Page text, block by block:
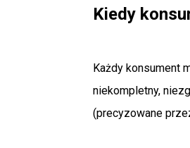
Kiedy
Każdy konsument
niekompletny,
(precyzowane